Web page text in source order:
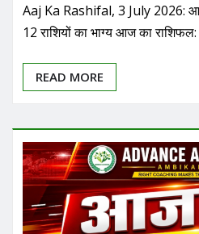
Aaj Ka Rashifal, 3 July 2026:
12 राशियों का भाग्य आज का
READ MORE